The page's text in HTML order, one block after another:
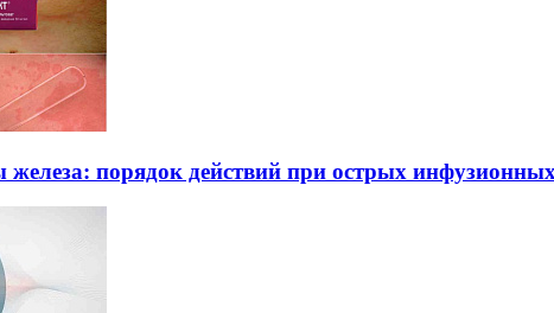
порядок действий при острых